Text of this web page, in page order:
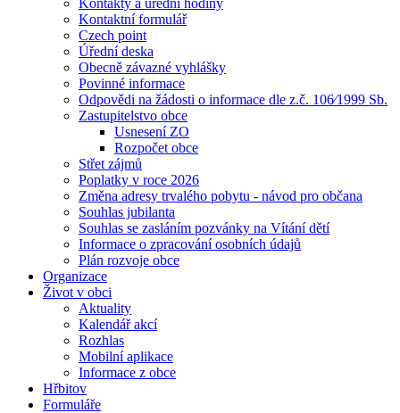
Kontakty a úřední hodiny
Kontaktní formulář
Czech point
Úřední deska
Obecně závazné vyhlášky
Povinné informace
Odpovědi na žádosti o informace dle z.č. 106⁄1999 Sb.
Zastupitelstvo obce
Usnesení ZO
Rozpočet obce
Střet zájmů
Poplatky v roce 2026
Změna adresy trvalého pobytu - návod pro občana
Souhlas jubilanta
Souhlas se zasláním pozvánky na Vítání dětí
Informace o zpracování osobních údajů
Plán rozvoje obce
Organizace
Život v obci
Aktuality
Kalendář akcí
Rozhlas
Mobilní aplikace
Informace z obce
Hřbitov
Formuláře